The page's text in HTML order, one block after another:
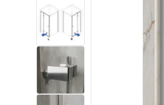
Umývadlá
Vaňa so zástenou
Batérie